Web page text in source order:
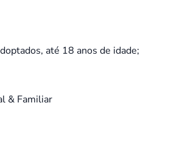
até 18 anos de idade;
& Familiar